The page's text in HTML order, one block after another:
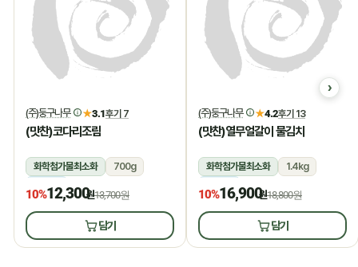
(주)둥구나무 ★3.1후기 7
(맛찬)코다리조림
화학첨가물최소화
700g
냉장
10%12,300원13,700원
담기
(주)둥구나무 ★4.2후기 13
(맛찬)열무얼갈이 물김치
화학첨가물최소화
1.4kg
냉장
10%16,900원18,800원
담기